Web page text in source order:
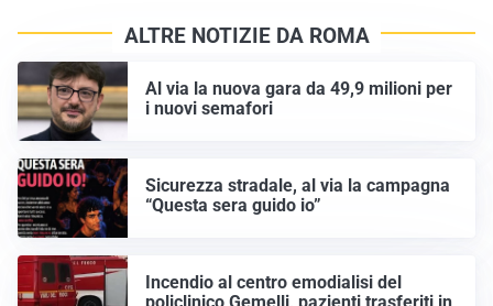
ALTRE NOTIZIE DA ROMA
Al via la nuova gara da 49,9 milioni per
i nuovi semafori
Sicurezza stradale, al via la campagna
“Questa sera guido io”
Incendio al centro emodialisi del
policlinico Gemelli, pazienti trasferiti in